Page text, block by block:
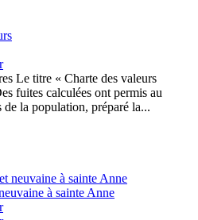
Le titre « Charte des valeurs
fuites calculées ont permis au
la population, préparé la...
à sainte Anne